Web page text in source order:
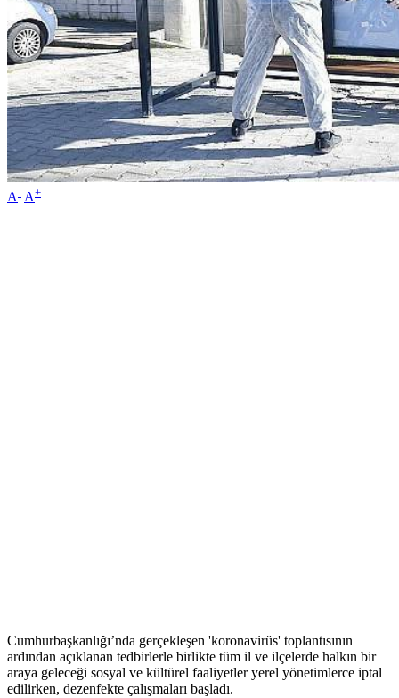
A- A+
Cumhurbaşkanlığı’nda gerçekleşen 'koronavirüs' toplantısının
ardından açıklanan tedbirlerle birlikte tüm il ve ilçelerde halkın bir
araya geleceği sosyal ve kültürel faaliyetler yerel yönetimlerce iptal
edilirken, dezenfekte çalışmaları başladı.